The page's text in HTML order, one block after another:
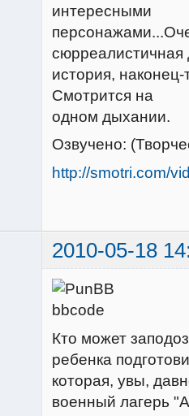
интересными
сюрреалистичная
история,
Смотрится на
одном дыхании.
Озвучено:
http://smotri.com/
2010-05-18
Кто может
ребенка
которая, увы,
военный лагерь